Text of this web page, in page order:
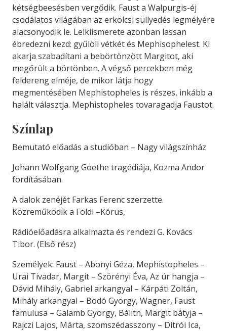
kétségbeesésben vergődik. Faust a Walpurgis-éj
csodálatos világában az erkölcsi süllyedés legmélyére
alacsonyodik le. Lelkiismerete azonban lassan
ébredezni kezd: gyűlöli vétkét és Mephisophelest. Ki
akarja szabadítani a bebörtönzött Margitot, aki
megőrült a börtönben. A végső percekben még
feldereng elméje, de mikor látja hogy
megmentésében Mephistopheles is részes, inkább a
halált választja. Mephistopheles tovaragadja Faustot.
Színlap
Bemutató előadás a studióban – Nagy világszínház
Johann Wolfgang Goethe tragédiája, Kozma Andor
fordításában.
A dalok zenéjét Farkas Ferenc szerzette.
Közreműködik a Földi –Kórus,
Rádióelőadásra alkalmazta és rendezi G. Kovács
Tibor. (Első rész)
Személyek: Faust – Abonyi Géza, Mephistopheles –
Urai Tivadar, Margit – Szörényi Éva, Az úr hangja –
Dávid Mihály, Gabriel arkangyal – Kárpáti Zoltán,
Mihály arkangyal – Bodó György, Wagner, Faust
famulusa – Galamb György, Bálitn, Margit bátyja –
Rajczi Lajos, Márta, szomszédasszony – Ditrói Ica,